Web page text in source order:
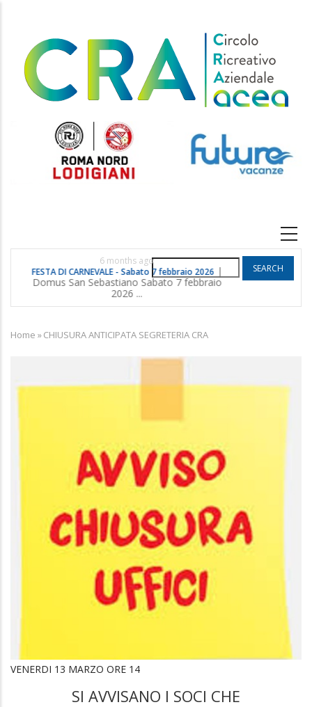
content
6 months ago
FESTA DI CARNEVALE - Sabato 7 febbraio 2026 |
Domus San Sebastiano Sabato 7 febbraio
2026 ...
POGGIO
Search
Breadcrumb
Home »CHIUSURA ANTICIPATA SEGRETERIA CRA
VENERDI 13 MARZO ORE 14
SI AVVISANO I SOCI CHE